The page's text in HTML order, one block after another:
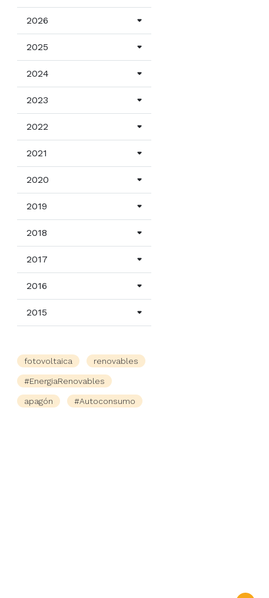
2026
2025
2024
2023
2022
2021
2020
2019
2018
2017
2016
2015
fotovoltaica renovables
#EnergiaRenovables
apagón #Autoconsumo